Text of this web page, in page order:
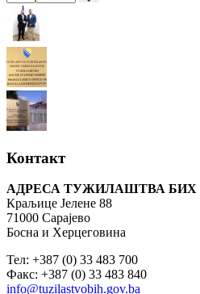
Контакт
АДРЕСА ТУЖИЛАШТВА БИХ
Краљице Јелене 88
71000 Сарајево
Босна и Херцеговина
Тел: +387 (0) 33 483 700
Факс: +387 (0) 33 483 840
info@tuzilastvobih.gov.ba